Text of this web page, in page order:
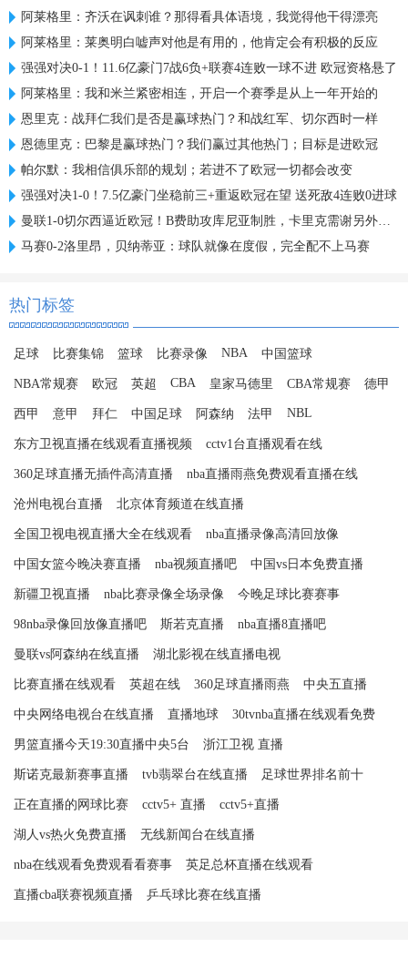
阿莱格里：齐沃在讽刺谁？那得看具体语境，我觉得他干得漂亮
阿莱格里：莱奥明白嘘声对他是有用的，他肯定会有积极的反应
强强对决0-1！11.6亿豪门7战6负+联赛4连败一球不进 欧冠资格悬了
阿莱格里：我和米兰紧密相连，开启一个赛季是从上一年开始的
恩里克：战拜仁我们是否是赢球热门？和战红军、切尔西时一样
恩德里克：巴黎是赢球热门？我们赢过其他热门；目标是进欧冠
帕尔默：我相信俱乐部的规划；若进不了欧冠一切都会改变
强强对决1-0！7.5亿豪门坐稳前三+重返欧冠在望 送死敌4连败0进球
曼联1-0切尔西逼近欧冠！B费助攻库尼亚制胜，卡里克需谢另外二人
马赛0-2洛里昂，贝纳蒂亚：球队就像在度假，完全配不上马赛
热门标签
足球 比赛集锦 篮球 比赛录像 NBA 中国篮球
NBA常规赛 欧冠 英超 CBA 皇家马德里 CBA常规赛 德甲
西甲 意甲 拜仁 中国足球 阿森纳 法甲 NBL
东方卫视直播在线观看直播视频 cctv1台直播观看在线
360足球直播无插件高清直播 nba直播雨燕免费观看直播在线
沧州电视台直播 北京体育频道在线直播
全国卫视电视直播大全在线观看 nba直播录像高清回放像
中国女篮今晚决赛直播 nba视频直播吧 中国vs日本免费直播
新疆卫视直播 nba比赛录像全场录像 今晚足球比赛赛事
98nba录像回放像直播吧 斯若克直播 nba直播8直播吧
曼联vs阿森纳在线直播 湖北影视在线直播电视
比赛直播在线观看 英超在线 360足球直播雨燕 中央五直播
中央网络电视台在线直播 直播地球 30tvnba直播在线观看免费
男篮直播今天19:30直播中央5台 浙江卫视 直播
斯诺克最新赛事直播 tvb翡翠台在线直播 足球世界排名前十
正在直播的网球比赛 cctv5+ 直播 cctv5+直播
湖人vs热火免费直播 无线新闻台在线直播
nba在线观看免费观看看赛事 英足总杯直播在线观看
直播cba联赛视频直播 乒乓球比赛在线直播